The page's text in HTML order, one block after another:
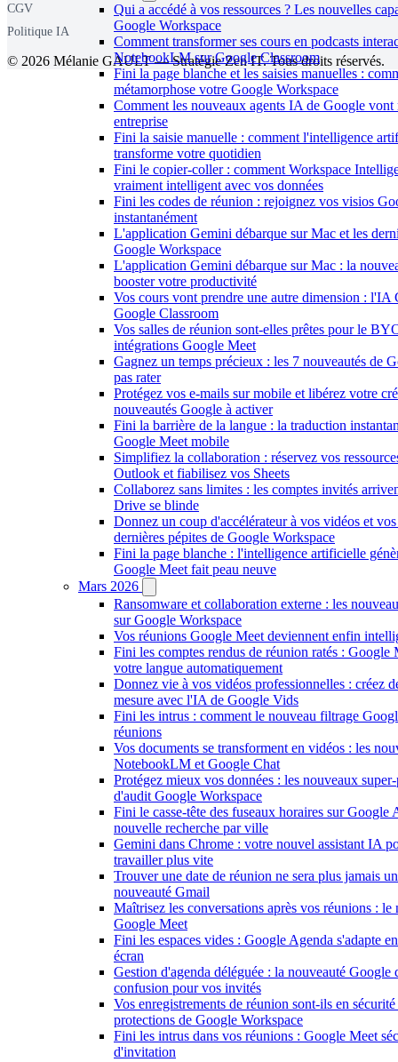
Qui a accédé à vos ressources ? Les nouvelles
Google Workspace
Comment transformer ses cours en podcasts
NotebookLM sur Google Classroom
Fini la page blanche et les saisies manuelles :
métamorphose votre Google Workspace
Comment les nouveaux agents IA de Google
entreprise
Fini la saisie manuelle : comment l'intelligence
transforme votre quotidien
Fini le copier-coller : comment Workspace
vraiment intelligent avec vos données
Fini les codes de réunion : rejoignez vos visios
instantanément
L'application Gemini débarque sur Mac et les
Google Workspace
L'application Gemini débarque sur Mac : la
booster votre productivité
Vos cours vont prendre une autre dimension : l'IA
Google Classroom
Vos salles de réunion sont-elles prêtes pour le
intégrations Google Meet
Gagnez un temps précieux : les 7 nouveautés de
pas rater
Protégez vos e-mails sur mobile et libérez votre
nouveautés Google à activer
Fini la barrière de la langue : la traduction
Google Meet mobile
Simplifiez la collaboration : réservez vos
Outlook et fiabilisez vos Sheets
Collaborez sans limites : les comptes invités
Drive se blinde
Donnez un coup d'accélérateur à vos vidéos et
dernières pépites de Google Workspace
Fini la page blanche : l'intelligence artificielle
Google Meet fait peau neuve
Mars 2026
Ransomware et collaboration externe : les
sur Google Workspace
Vos réunions Google Meet deviennent enfin
Fini les comptes rendus de réunion ratés : Google
votre langue automatiquement
Donnez vie à vos vidéos professionnelles : créez
mesure avec l'IA de Google Vids
Fini les intrus : comment le nouveau filtrage
réunions
Vos documents se transforment en vidéos : les
NotebookLM et Google Chat
Protégez mieux vos données : les nouveaux
d'audit Google Workspace
Fini le casse-tête des fuseaux horaires sur Google
nouvelle recherche par ville
Gemini dans Chrome : votre nouvel assistant IA
travailler plus vite
Trouver une date de réunion ne sera plus jamais
nouveauté Gmail
Maîtrisez les conversations après vos réunions : le
Google Meet
Fini les espaces vides : Google Agenda s'adapte
écran
Gestion d'agenda déléguée : la nouveauté Google
confusion pour vos invités
Vos enregistrements de réunion sont-ils en
protections de Google Workspace
Fini les intrus dans vos réunions : Google Meet
d'invitation
CGV
Politique IA
© 2026 Mélanie GAULT — Stratégie Zen IT. Tous droits réservés.